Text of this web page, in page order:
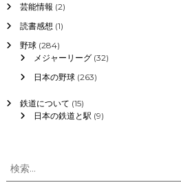
芸能情報 (2)
読書感想 (1)
野球(284)
メジャーリーグ(32)
日本の野球(263)
鉄道について (15)
日本の鉄道と駅 (9)
検
索